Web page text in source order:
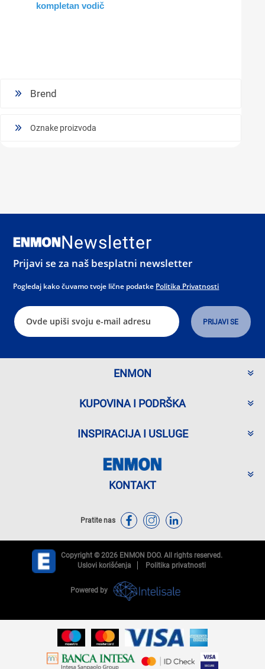
kompletan vodič
Brend
Oznake proizvoda
Newsletter
Prijavi se za naš besplatni newsletter
Pogledaj kako čuvamo tvoje lične podatke Politika Privatnosti
ENMON
KUPOVINA I PODRŠKA
INSPIRACIJA I USLUGE
KONTAKT
Pratite nas
Copyright © 2026 ENMON DOO. All rights reserved.
Uslovi korišćenja
Politika privatnosti
Powered by